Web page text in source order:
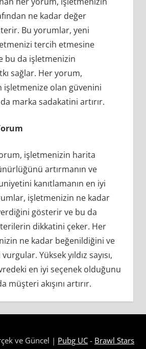
ne kadar değer
Bu yorumlar, yeni
tercih etmesine
bu da işletmenizin
sağlar. Her yorum,
olan güvenini
marka sadakatini artırır.
işletmenizin harita
artırmanın ve
kanıtlamanın en iyi
işletmenizin ne kadar
gösterir ve bu da
dikkatini çeker. Her
ne kadar beğenildiğini ve
Yüksek yıldız sayısı,
en iyi seçenek olduğunu
müşteri akışını artırır.
ve Güncel | Pubg UC - Brawl Stars